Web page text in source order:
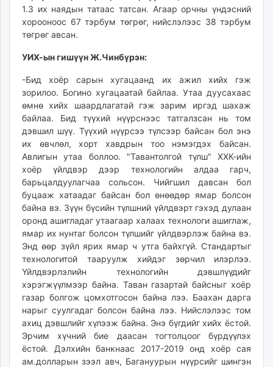
1.3 их наядын татаас татсан. Агаар орчны үндэсний
хорооноос 67 тэрбум төгрөг, нийслэлээс 38 тэрбум
төгрөг авсан.
УИХ-ын гишүүн Ж.Чинбүрэн:
-Бид хоёр сарын хугацаанд их ажил хийх гэж
зорилоо. Богино хугацаатай байлаа. Утаа дуусахаас
өмнө хийх шаардлагатай гэж зарим иргэд шахаж
байлаа. Бид түүхий нүүрснээс татгалзсан нь том
дэвшил шүү. Түүхий нүүрсээ түлсээр байсан бол энэ
их өвчлөл, хорт хавдрын тоо нэмэгдэх байсан.
Авлигын утаа боллоо. "Тавантолгой түлш" ХХК-ийн
хоёр үйлдвэр дээр технологийн алдаа гарч,
барьцалдуулагчаа сольсон. Чийгшил давсан бол
буцааж хатаадаг байсан бол өнөөдөр ямар болсон
байна вэ. Зүүн бүсийн түлшний үйлдвэрт гэхэд дулаан
оронд ашигладаг утаагаар халаах технологи ашиглаж,
ямар их нунтаг болсон түлшийг үйлдвэрлэж байна вэ.
Энд өөр зүйл ярих ямар ч утга байхгүй. Стандартыг
технологитой тааруулж хийдэг зөрчил илэрлээ.
Үйлдвэрлэлийн технологийн дэвшлүүдийг
хэрэгжүүлмээр байна. Таван газартай байсныг хоёр
газар болгож цомхотгосон байна лээ. Баахан дарга
нарыг суулгадаг болсон байна лээ. Нийслэлээс том
ахиц дэвшлийг хүлээж байна. Энэ бүгдийг хийх ёстой.
Эрчим хүчний бие даасан тогтолцоог бүрдүүлэх
ёстой. Дэлхийн банкнаас 2017-2019 онд хоёр сая
ам.долларын зээл авч, Багануурын нүүрсийг шингэн